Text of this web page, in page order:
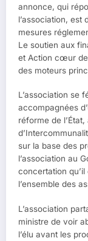
annonce, qui
l’association, est
mesures
Le soutien aux
et Action cœur de
des moteurs
L’association se
accompagnées
réforme de
sur la base des
l’association au
concertation
l’ensemble des
L’association
ministre de voir
l’élu avant les